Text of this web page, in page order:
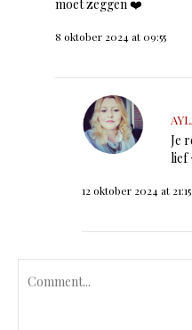
moet zeggen ❤️
8 oktober 2024 at 09:55
Je
lief
12 oktober 2024 at 21:15